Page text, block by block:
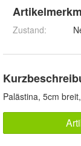
Zustand:
Palästina, 5cm